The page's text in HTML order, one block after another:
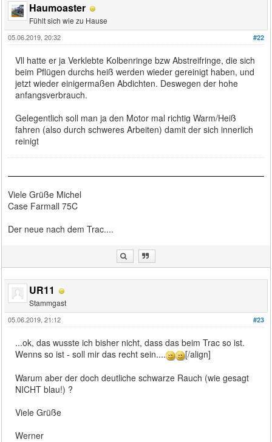
Haumoaster
Fühlt sich wie zu Hause
#22
05.06.2019, 20:32
Vll hatte er ja Verklebte Kolbenringe bzw Abstreifringe, die sich
beim Pflügen durchs heiß werden wieder gereinigt haben, und
jetzt wieder einigermaßen Abdichten. Deswegen der hohe
anfangsverbrauch.
Gelegentlich soll man ja den Motor mal richtig Warm/Heiß
fahren (also durch schweres Arbeiten) damit der sich innerlich
reinigt
Viele Grüße Michel
Case Farmall 75C
Der neue nach dem Trac....
UR11
Stammgast
#23
05.06.2019, 21:12
...ok, das wusste ich bisher nicht, dass das beim Trac so ist.
Wenns so ist - soll mir das recht sein....
[/align]
Warum aber der doch deutliche schwarze Rauch (wie gesagt
NICHT blau!) ?
Viele Grüße
Werner